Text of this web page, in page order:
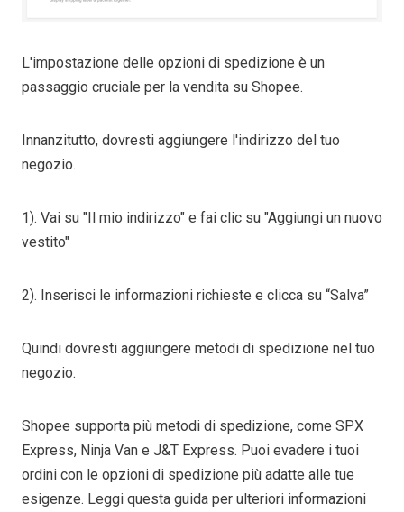
L'impostazione delle opzioni di spedizione è un
passaggio cruciale per la vendita su Shopee.
Innanzitutto, dovresti aggiungere l'indirizzo del tuo
negozio.
1). Vai su "Il mio indirizzo" e fai clic su "Aggiungi un nuovo
vestito"
2). Inserisci le informazioni richieste e clicca su “Salva”
Quindi dovresti aggiungere metodi di spedizione nel tuo
negozio.
Shopee supporta più metodi di spedizione, come SPX
Express, Ninja Van e J&T Express. Puoi evadere i tuoi
ordini con le opzioni di spedizione più adatte alle tue
esigenze. Leggi questa guida per ulteriori informazioni